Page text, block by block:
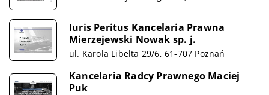
Iuris Peritus Kancelaria Prawna
Mierzejewski Nowak sp. j.
ul. Karola Libelta 29/6, 61-707 Poznań
Kancelaria Radcy Prawnego Maciej
Puk